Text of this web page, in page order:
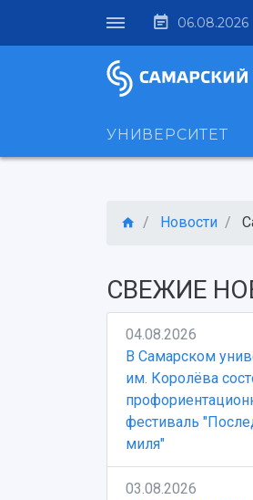
06.08.2026
УНИВЕРСИТЕТ
Новости
СВЕЖИЕ
04.08.2026
В Самарском
им. Королёва
фестиваль
миля"
03.08.2026